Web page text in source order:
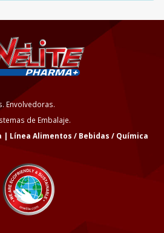
Envolvedoras.
de Embalaje.
| Línea Alimentos / Bebidas / Química